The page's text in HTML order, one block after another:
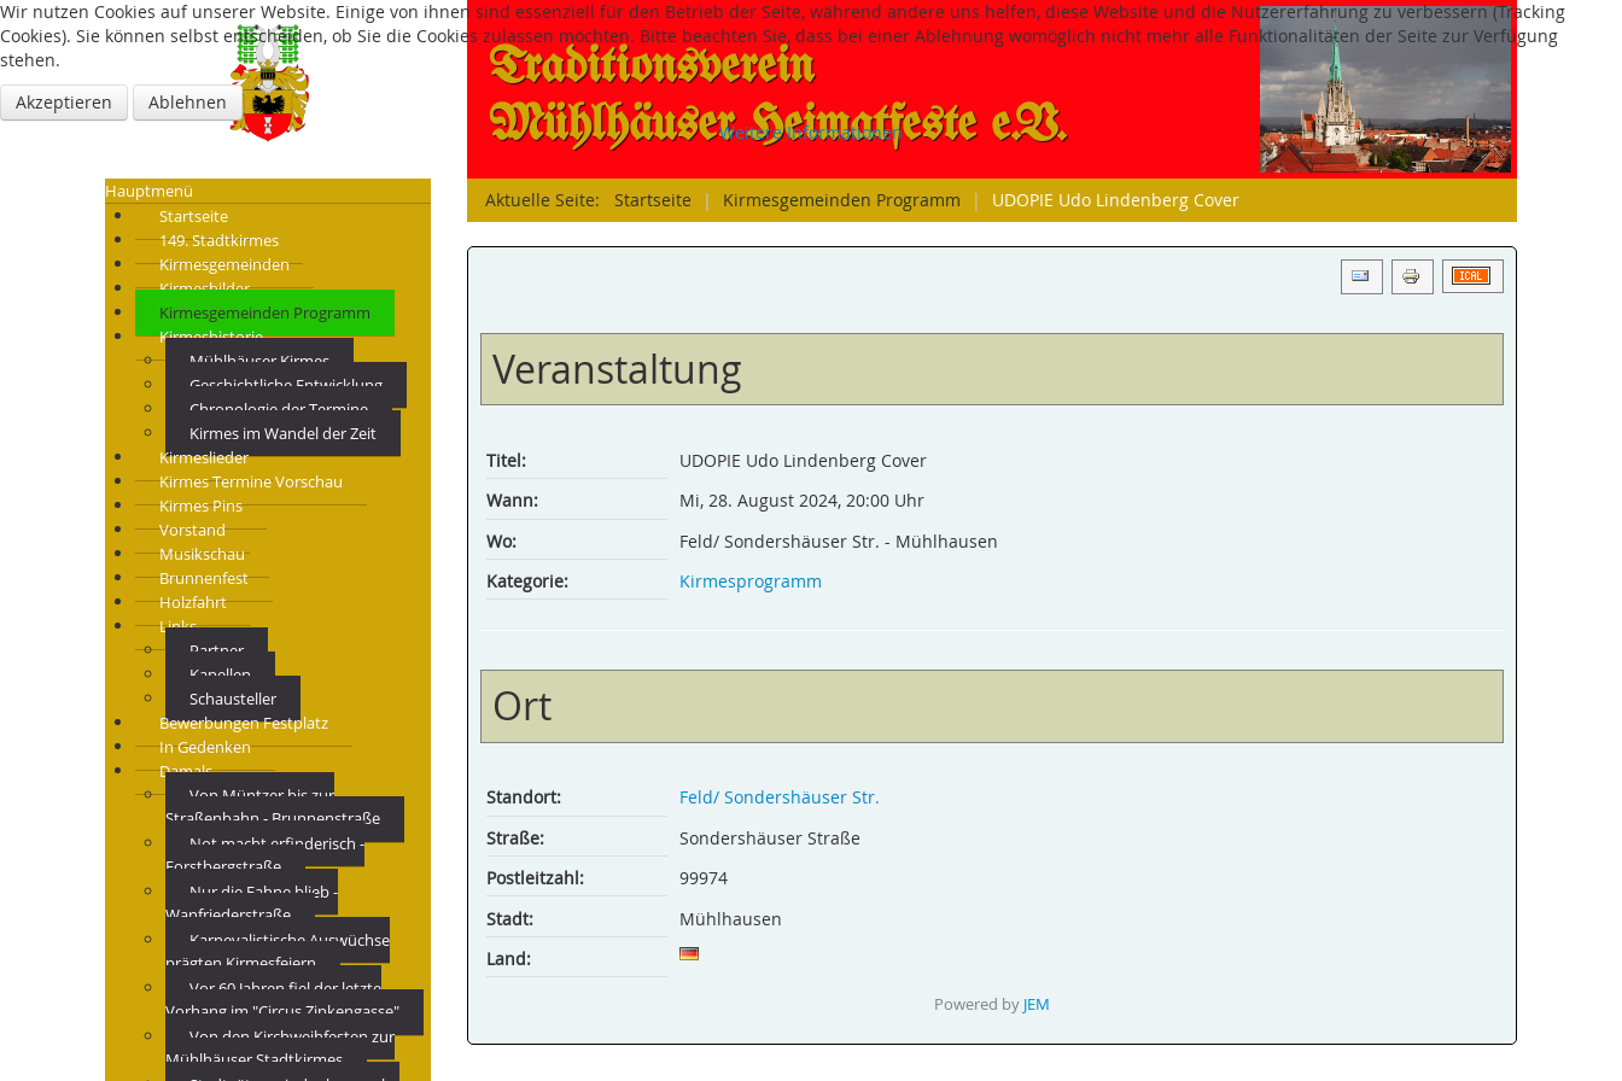
Traditions­verein
Mühlhäuser Heimatfeste e.V.
Hauptmenü
Startseite
149. Stadtkirmes
Kirmesgemeinden
Kirmesbilder
Kirmesgemeinden Programm
Kirmeshistorie
Mühlhäuser Kirmes
Geschichtliche Entwicklung
Chronologie der Termine
Kirmes im Wandel der Zeit
Kirmeslieder
Kirmes Termine Vorschau
Kirmes Pins
Vorstand
Musikschau
Brunnenfest
Holzfahrt
Links
Partner
Kapellen
Schausteller
Bewerbungen Festplatz
In Gedenken
Damals
Von Müntzer bis zur
Straßenbahn - Brunnenstraße
Not macht erfinderisch -
Forstbergstraße
Nur die Fahne blieb -
Wanfriederstraße
Karnevalistische Auswüchse
prägten Kirmesfeiern
Vor 60 Jahren fiel der letzte
Vorhang im "Circus Zinkengasse"
Von den Kirchweihfesten zur
Mühlhäuser Stadtkirmes
Aktuelle Seite: Startseite | Kirmesgemeinden Programm | UDOPIE Udo Lindenberg Cover
Veranstaltung
Titel:
UDOPIE Udo Lindenberg Cover
Wann:
Mi, 28. August 2024, 20:00 Uhr
Wo:
Feld/ Sonders­häuser Str. - Mühlhausen
Kategorie:
Kirmesprogramm
Ort
Standort:
Feld/ Sonders­häuser Str.
Straße:
Sondershäuser Straße
Postleitzahl:
99974
Stadt:
Mühlhausen
Land:
Powered by JEM
Wir nutzen Cookies auf unserer Website. Einige von ihnen sind essenziell für den Betrieb der Seite, während andere uns helfen, diese Website und die Nutzererfahrung zu verbessern (Tracking
Cookies). Sie können selbst entscheiden, ob Sie die Cookies zulassen möchten. Bitte beachten Sie, dass bei einer Ablehnung womöglich nicht mehr alle Funktionalitäten der Seite zur Verfügung
stehen.
Akzeptieren
Ablehnen
Weitere Informationen